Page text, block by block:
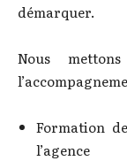
démarquer.
Nous
Formation
l’agence